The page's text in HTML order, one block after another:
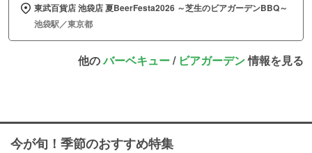
東武百貨店 池袋店 夏BeerFesta2026 ～芝生のビアガーデンBBQ～
池袋駅／東京都
他のバーベキュー/ ビアガーデン情報を見る
今が旬！季節のおすすめ特集